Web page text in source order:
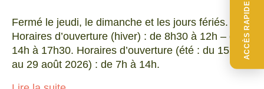
ACCÈS RAPIDE
Fermé le jeudi, le dimanche et les jours fériés.
Horaires d’ouverture (hiver) : de 8h30 à 12h – de
14h à 17h30. Horaires d’ouverture (été : du 15 juin
au 29 août 2026) : de 7h à 14h.